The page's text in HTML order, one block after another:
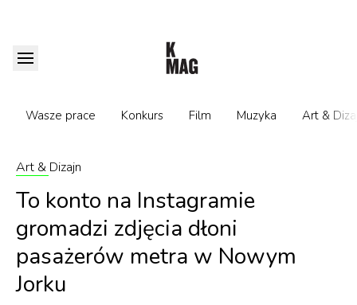
Wasze prace Konkurs Film Muzyka Art &
Art & Dizajn
To konto na Instagramie
gromadzi zdjęcia dłoni
pasażerów metra w Nowym
Jorku